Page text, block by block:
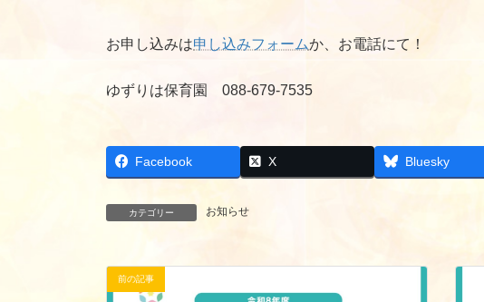
お申し込みは申し込みフォームか、お電話にて！
ゆずりは保育園 088-679-7535
Facebook X Bluesky
カテゴリー お知らせ
前の記事